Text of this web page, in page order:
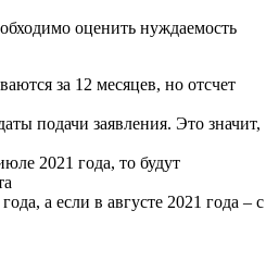
оценить нуждаемость
за 12 месяцев, но отсчет
подачи заявления. Это значит,
2021 года, то будут
а если в августе 2021 года – с